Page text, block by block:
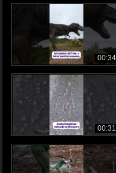
00:34
00:31